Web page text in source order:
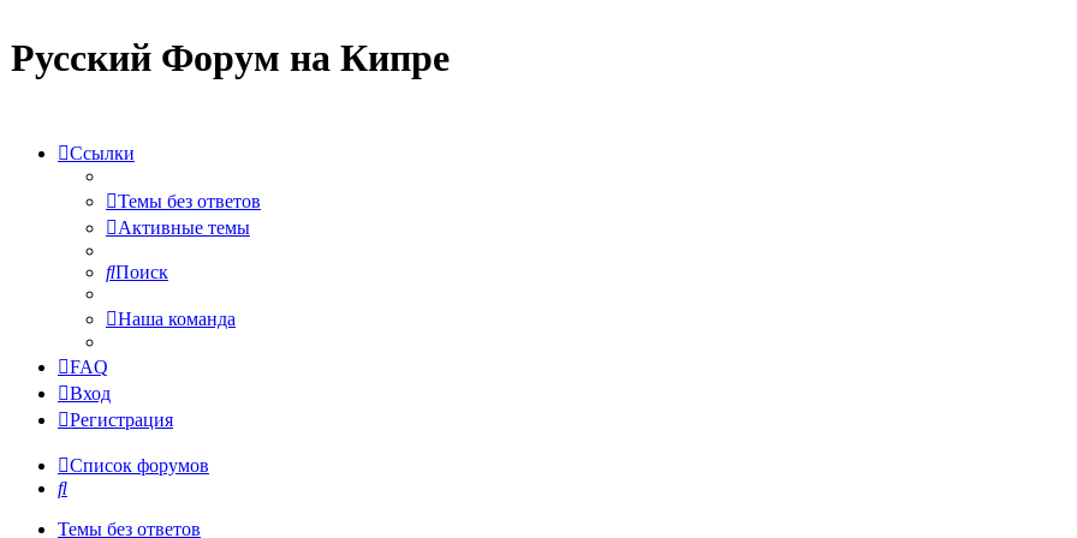
Русский Форум на Кипре
Ссылки
Темы без ответов
Активные темы
Поиск
Наша команда
FAQ
Вход
Регистрация
Список форумов
Поиск
Темы без ответов